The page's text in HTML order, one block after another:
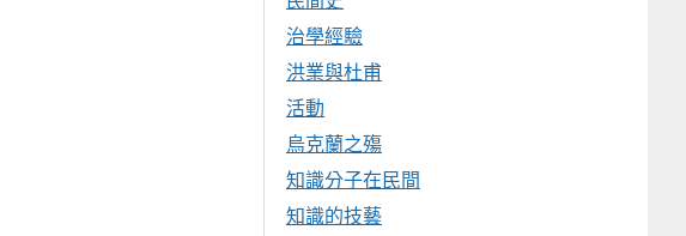
治學經驗
洪業與杜甫
活動
烏克蘭之殤
知識分子在民間
知識的技藝